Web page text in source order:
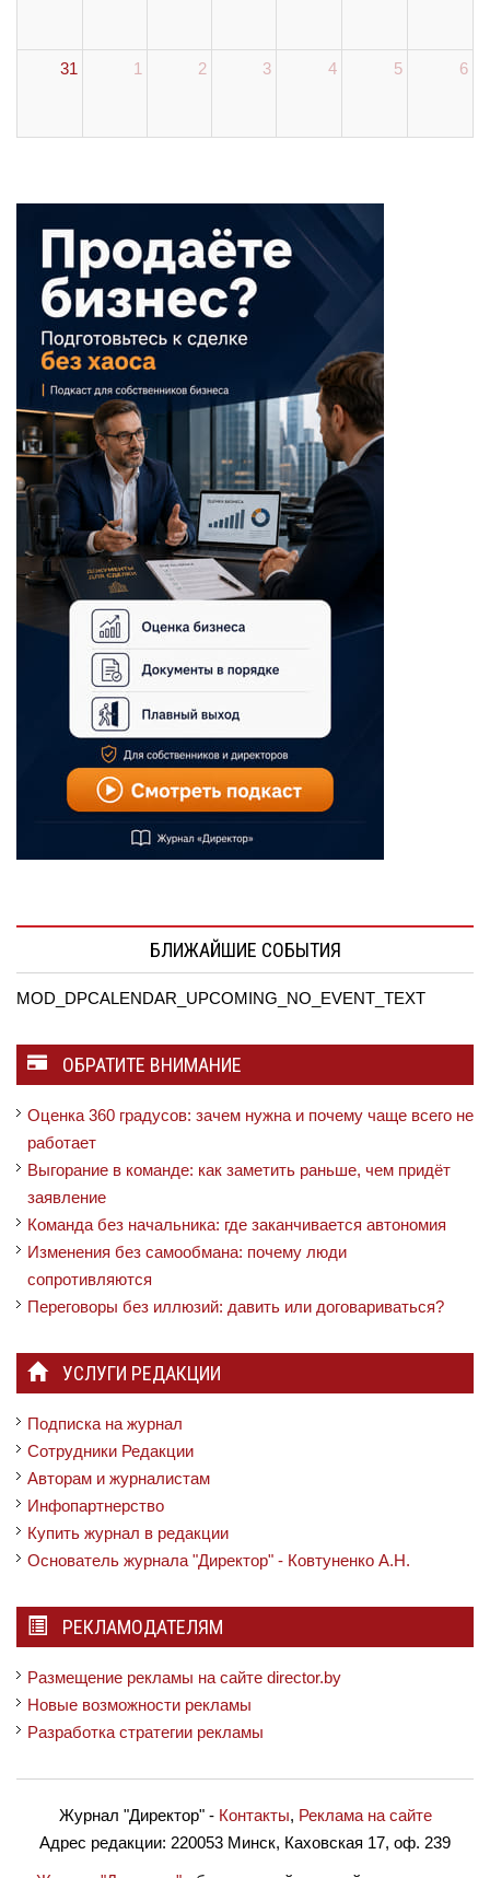
31 1 2 3 4 5 6
БЛИЖАЙШИЕ СОБЫТИЯ
MOD_DPCALENDAR_UPCOMING_NO_EVENT_TEXT
ОБРАТИТЕ ВНИМАНИЕ
Оценка 360 градусов: зачем нужна и почему чаще всего не
работает
Выгорание в команде: как заметить раньше, чем придёт
заявление
Команда без начальника: где заканчивается автономия
Изменения без самообмана: почему люди
сопротивляются
Переговоры без иллюзий: давить или договариваться?
УСЛУГИ РЕДАКЦИИ
Подписка на журнал
Сотрудники Редакции
Авторам и журналистам
Инфопартнерство
Купить журнал в редакции
Основатель журнала "Директор" - Ковтуненко А.Н.
РЕКЛАМОДАТЕЛЯМ
Размещение рекламы на сайте director.by
Новые возможности рекламы
Разработка стратегии рекламы
Журнал "Директор"- Контакты, Реклама на сайте
Адрес редакции: 220053 Минск, Каховская 17, оф. 239